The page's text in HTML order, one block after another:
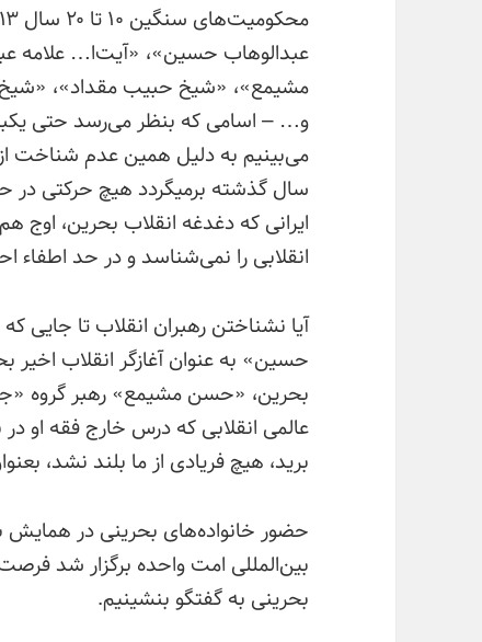
عبدالوهاب حسین»، «آیت‌ا… علامه
مشیمع»، «شیخ حبیب مقداد»،
و… – اسامی که بنظر می‌رسد حتی
سال گذشته برمیگردد هیچ حرکتی در
ایرانی که دغدغه انقلاب بحرین،
انقلابی را نمی‌شناسد و در حد اطفاء
آیا نشناختن رهبران انقلاب تا جایی
حسین» به عنوان آغازگر انقلاب اخیر
بحرین، «حسن مشیمع» رهبر گروه
عالمی انقلابی که درس خارج فقه او
برید، هیچ فریادی از ما بلند نشد،
حضور خانواده‌های بحرینی در همایش
بین‌المللی امت واحده برگزار شد
بحرینی به گفتگو بنشینیم.